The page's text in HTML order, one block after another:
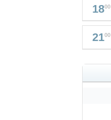
1800
2100